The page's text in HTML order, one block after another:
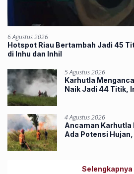
6 Agustus 2026
Hotspot Riau Bertambah Jadi 45
di Inhu dan Inhil
5 Agustus 2026
Karhutla
Naik Jadi 44 Titik,
4 Agustus 2026
Ancaman Karhutla
Ada Potensi
Selengkapnya